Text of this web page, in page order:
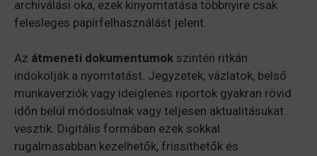
archiválási oka, ezek kinyomtatása többnyire csak
felesleges papírfelhasználást jelent.
Az átmeneti dokumentumok szintén ritkán
indokolják a nyomtatást. Jegyzetek, vázlatok, belső
munkaverziók vagy ideiglenes riportok gyakran rövid
időn belül módosulnak vagy teljesen aktualitásukat
vesztik. Digitális formában ezek sokkal
rugalmasabban kezelhetők, frissíthetők és